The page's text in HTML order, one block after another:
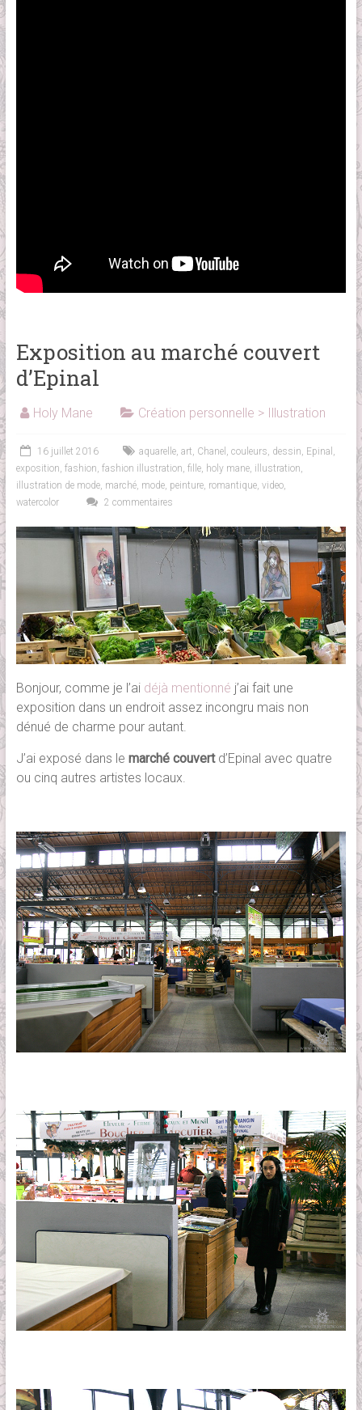
Exposition au marché couvert
d’Epinal
Holy Mane Création personnelle > Illustration
16 juillet 2016 aquarelle, art, Chanel , couleurs, dessin, Epinal ,
exposition, fashion, fashion illustration, fille, holy mane, illustration,
illustration de mode, marché, mode, peinture, romantique, video,
watercolor
2 commentaires
Bonjour, comme je l’ai déjà mentionné j’ai fait une
exposition dans un endroit assez incongru mais non
dénué de charme pour autant.
J’ai exposé dans le marché couvertd’Epinal avec quatre
ou cinq autres artistes locaux.